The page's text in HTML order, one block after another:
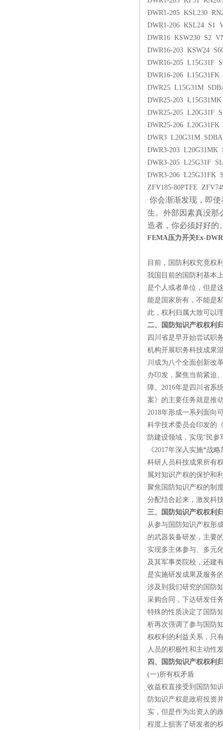
DWR1-205 KSL230
DWR1-206 KSL24 S1
DWR16 KSW230 S2
DWR16-203 KSW24
DWR16-205 L15G31F
DWR16-206
DWR25 L15G31M
DWR25-203
DWR25-205 L20G31F
DWR25-206
DWR3 L20G31M
DWR3-203 L20G31MK
DWR3-205 L25G31F
DWR3-206 L25G31FK
ZFV185-80PTFE
你会渐渐发现，即
生。外部因素真没那
造者，你必须好好的
FEMA压力开关Ex-
目前，国防利权究竟权
我国目前的国防利基本
是个人或者单位，但是
能是国家所有，不能是
此，权利归属大致可以
二、国防知识产权权利
四川省是早开始尝试职
机构开展职务科技成果
川成为八个全面创新改
办印发，聚焦当前紧迫
障。2016年是四川省系
案》的主要任务就是推
2018年形成一系列面向
科学技术委员会印发的
防建设领域，实现“民
《2017年深入实施*战
科研人员科技成果所有
展对知识产权的保护和
聚焦国防知识产权的制
分配结合起来，激发科
三、国防知识产权权利
从参与国防知识产权形
的武器装备研发，主要
实现多主体参与、多元
及其军事类院校，还建
是实施研发成果及服务
涉及到我们研究的国防
采购合同，下达研发任
特殊的性质决定了国防
析再次强调了参与国防
权权利的利益关系，只
人员的积极性和主动性
四、国防知识产权权利
(一)所有权矛盾
收益权直接受到国防知
防知识产权是政府投资
实，但是作为出资人的
程度上损害了研发者的